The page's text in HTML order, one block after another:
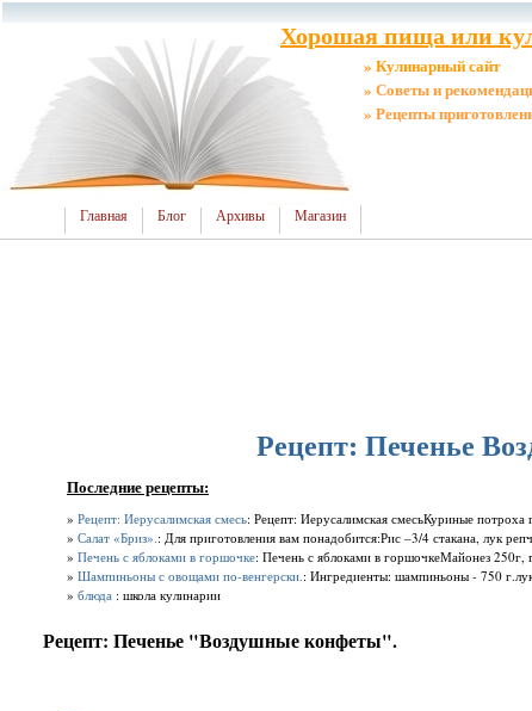
Хорошая пища или
» Кулинарный сайт
» Советы и
» Рецепты
Главная Блог Архивы Магазин
Рецепт: Печенье
Последние рецепты:
» Рецепт: Иерусалимская смесь: Рецепт: Иерусалимская смесьКуриные
» Салат «Бриз». : Для приготовления вам понадобится:Рис –3/4 стакана, лук
» Печень с яблоками в горшочке: Печень с яблоками в горшочкеМайонез 250г,
» Шампиньоны с овощами по-венгерски. : Ингредиенты: шампиньоны - 750
» блюда : школа кулинарии
Рецепт: Печенье "Воздушные конфеты".